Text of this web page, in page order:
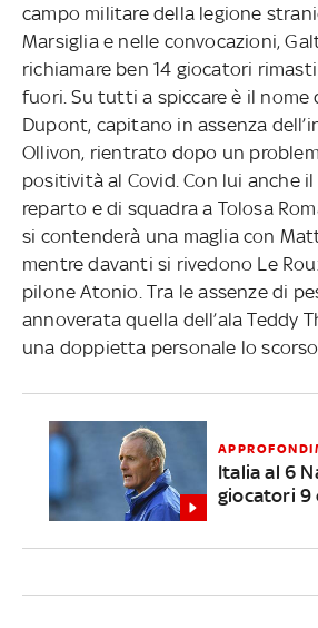
campo militare della legione
Marsiglia e nelle convocazioni,
richiamare ben 14 giocatori
fuori. Su tutti a spiccare è il nome
Dupont, capitano in assenza
Ollivon, rientrato dopo un
positività al Covid.Con lui anche
reparto e di squadra a Tolosa
si contenderà una maglia con
mentre davanti si rivedono Le
pilone Atonio. Tra le assenze di
annoverata quella dell’ala Teddy
una doppietta personale lo scorso
Italia al 6
giocatori 9